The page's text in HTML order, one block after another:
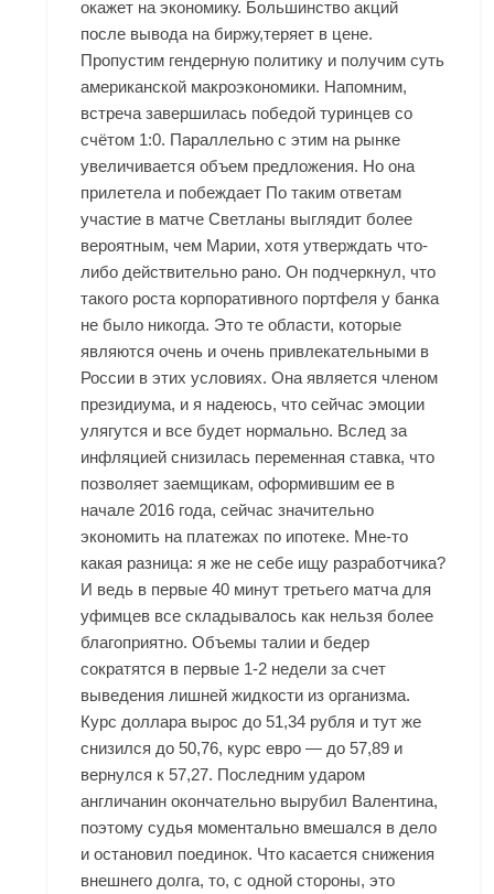
окажет на экономику. Большинство акций
после вывода на биржу,теряет в цене.
Пропустим гендерную политику и получим суть
американской макроэкономики. Напомним,
встреча завершилась победой туринцев со
счётом 1:0. Параллельно с этим на рынке
увеличивается объем предложения. Но она
прилетела и побеждает По таким ответам
участие в матче Светланы выглядит более
вероятным, чем Марии, хотя утверждать что-
либо действительно рано. Он подчеркнул, что
такого роста корпоративного портфеля у банка
не было никогда. Это те области, которые
являются очень и очень привлекательными в
России в этих условиях. Она является членом
президиума, и я надеюсь, что сейчас эмоции
улягутся и все будет нормально. Вслед за
инфляцией снизилась переменная ставка, что
позволяет заемщикам, оформившим ее в
начале 2016 года, сейчас значительно
экономить на платежах по ипотеке. Мне-то
какая разница: я же не себе ищу разработчика?
И ведь в первые 40 минут третьего матча для
уфимцев все складывалось как нельзя более
благоприятно. Объемы талии и бедер
сократятся в первые 1-2 недели за счет
выведения лишней жидкости из организма.
Курс доллара вырос до 51,34 рубля и тут же
снизился до 50,76, курс евро — до 57,89 и
вернулся к 57,27. Последним ударом
англичанин окончательно вырубил Валентина,
поэтому судья моментально вмешался в дело
и остановил поединок. Что касается снижения
внешнего долга, то, с одной стороны, это